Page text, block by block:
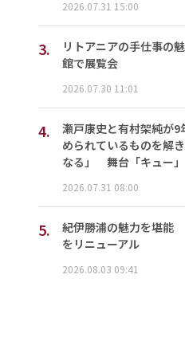
2026.07.31 15:00
3.
リトアニアの手仕事の
館で展覧会
2026.07.30 11:01
4.
瀬戸康史と有村架純が
められているものを解
なる」 舞台「キュー」
2026.07.31 08:00
5.
紀伊勝浦の魅力を堪能
をリニューアル
2026.08.03 09:41